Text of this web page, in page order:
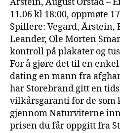
11.06 kl 18:00, oppmøte
Spillere: Vegard, Årstein,
Leander, Ole Morten
kontroll på plakater og
For å gjøre det til en
dating en mann fra
har Storebrand gitt en
vilkårsgaranti for de
gjennom Naturviterne
prisen du får oppgitt fra